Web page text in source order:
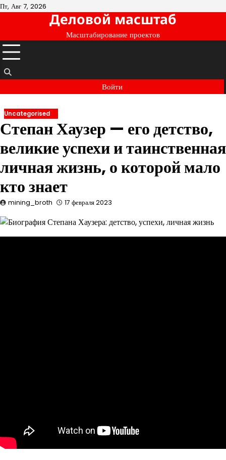
Перейти
Пт, Авг 7, 2026
Деловой масштаб
Масштабирование проектов
Войти
Uncategorised
Степан Хаузер — его детство,
великие успехи и таинственная
личная жизнь, о которой мало
кто знает
mining_broth 17 февраля 2023